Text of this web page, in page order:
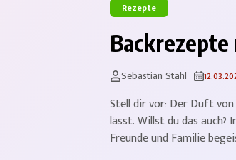
Rezepte
Sebastian Stahl
Stell dir vor: Der Duft von
lässt. Willst du das
Freunde und Familie